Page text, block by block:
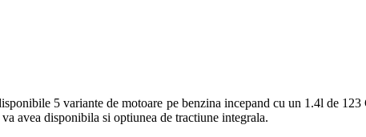
5 variante de motoare pe benzina incepand cu un 1.4l de
avea disponibila si optiunea de tractiune integrala.